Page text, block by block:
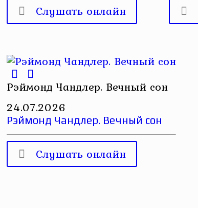
Слушать онлайн
Рэймонд Чандлер. Вечный сон
24.07.2026
Рэймонд Чандлер. Вечный сон
Слушать онлайн